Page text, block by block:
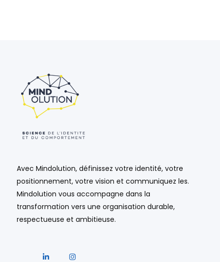
Avec Mindolution, définissez votre identité, votre
positionnement, votre vision et communiquez les.
Mindolution vous accompagne dans la
transformation vers une organisation durable,
respectueuse et ambitieuse.